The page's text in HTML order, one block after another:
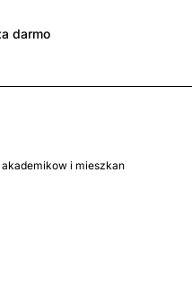
darmo
i mieszkan